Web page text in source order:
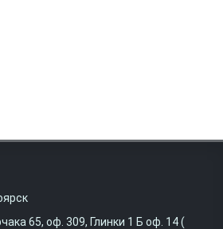
65, оф. 309, Глинки 1 Б оф. 14 (